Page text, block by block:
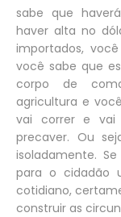
sabe que
haver alta no
importados,
você sabe que
corpo de
agricultura e
vai correr e vai
precaver. Ou
isoladamente.
para o cidadão
cotidiano,
construir as